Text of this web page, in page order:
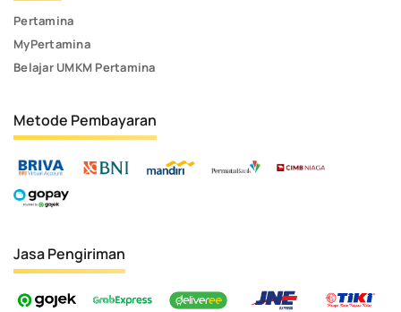
Pertamina
MyPertamina
Belajar UMKM Pertamina
Metode Pembayaran
Jasa Pengiriman